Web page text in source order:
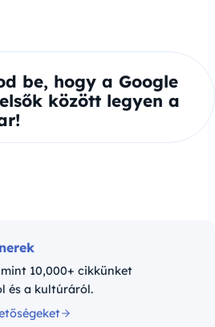
be, hogy a Google
között legyen a
10,000+ cikkünket
és a kultúráról.